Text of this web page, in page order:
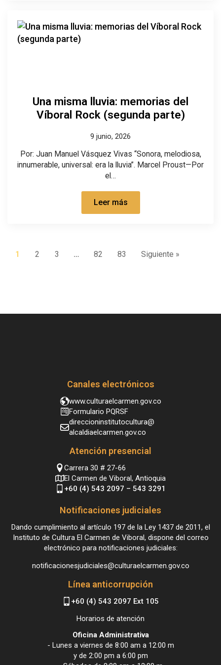
Una misma lluvia: memorias del
Víboral Rock (segunda parte)
9 junio, 2026
Por: Juan Manuel Vásquez Vivas “Sonora, melodiosa,
innumerable, universal: era la lluvia”. Marcel Proust—Por
el…
Leer más
1 2 3 … 82 83 Siguiente »
Canales electrónicos
www.culturaelcarmen.gov.co
Formulario PQRSF
direccioninstitutocultura@
alcaldiaelcarmen.gov.co
Atención presencial
Carrera 30 # 27-66
El Carmen de Viboral, Antioquia
+60 (4) 543 2097 – 543 3291
Notificaciones judiciales
Dando cumplimiento al artículo 197 de la Ley 1437 de 2011, el
Instituto de Cultura El Carmen de Viboral, dispone del correo
electrónico para notificaciones judiciales:
notificacionesjudiciales@culturaelcarmen.gov.co
Línea anticorrupción
+60 (4) 543 2097 Ext 105
Horarios de atención
Oficina Administrativa
- Lunes a viernes de 8:00 am a 12:00 m
y de 2:00 pm a 6:00 pm